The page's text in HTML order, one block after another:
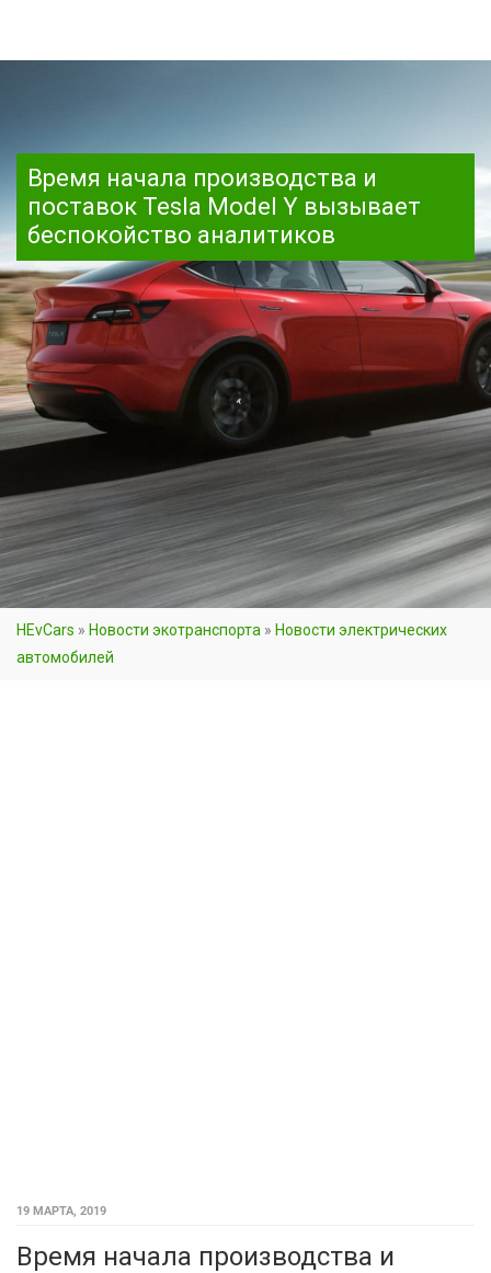
Время начала производства и
поставок Tesla Model Y вызывает
беспокойство аналитиков
HEvCars » Новости экотранспорта » Новости электрических
автомобилей
19 МАРТА, 2019
Время начала производства и